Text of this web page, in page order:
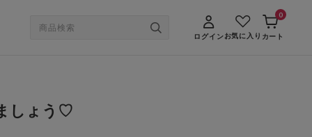
ログインお気に入り カート
0
しょう♡